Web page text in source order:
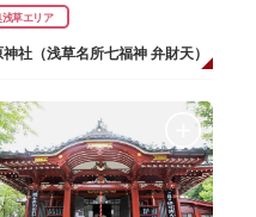
浅草エリア
社（浅草名所七福神 弁財天）